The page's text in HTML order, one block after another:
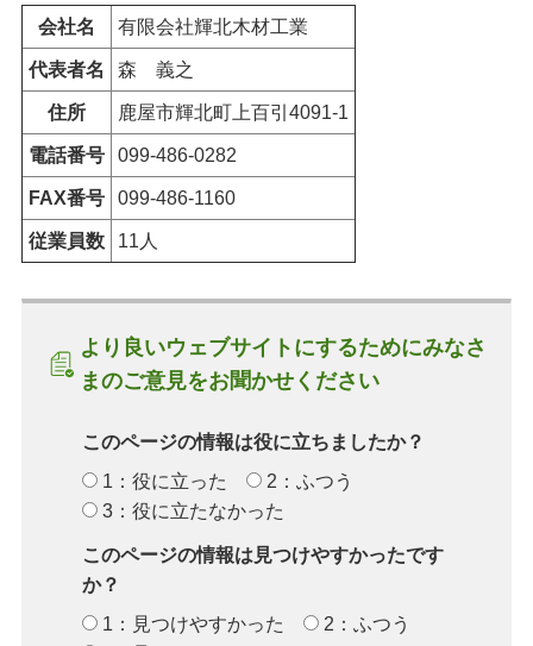
会社名 有限会社輝北木材工業
代表者名 森 義之
住所 鹿屋市輝北町上百引4091-1
電話番号 099-486-0282
FAX番号 099-486-1160
従業員数 11人
より良いウェブサイトにするためにみなさ
まのご意見をお聞かせください
このページの情報は役に立ちましたか？
1：役に立った
2：ふつう
3：役に立たなかった
このページの情報は見つけやすかったです
か？
1：見つけやすかった
2：ふつう